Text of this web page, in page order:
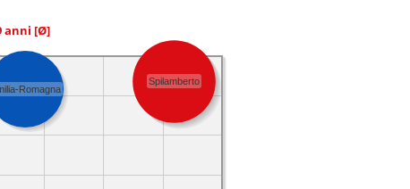
anni [Ø]
Spilamberto
Romagna